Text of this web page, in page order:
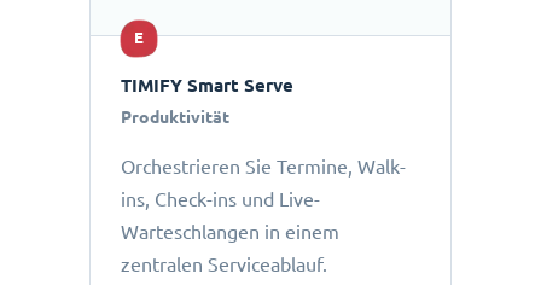
E
TIMIFY Smart Serve
Produktivität
Orchestrieren Sie Termine, Walk-
ins, Check-ins und Live-
Warteschlangen in einem
zentralen Serviceablauf.